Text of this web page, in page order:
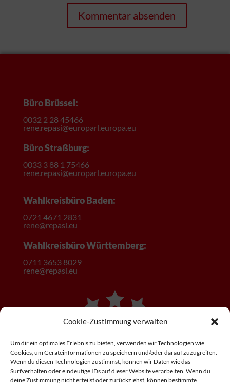
Cookie-Zustimmung verwalten
Um dir ein optimales Erlebnis zu bieten, verwenden wir Technologien wie
Cookies, um Geräteinformationen zu speichern und/oder darauf zuzugreifen.
Wenn du diesen Technologien zustimmst, können wir Daten wie das
Surfverhalten oder eindeutige IDs auf dieser Website verarbeiten. Wenn du
deine Zustimmung nicht erteilst oder zurückziehst, können bestimmte
Büro Brüssel:
0032 2 28 45466
rene.repasi@europarl.europa.eu
Büro Straßburg:
0033 3 88 1 75466
rene.repasi@europarl.europa.eu
Wahlkreisbüro Baden:
0721 4671 2831
rene@repasi.eu
Wahlkreisbüro Württemberg:
0711 3653 8029
rene@repasi.eu